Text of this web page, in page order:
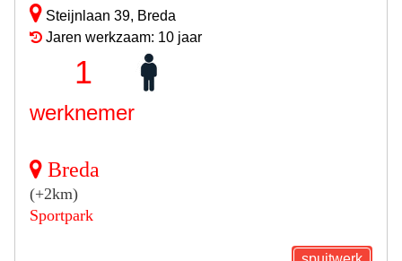
Steijnlaan 39, Breda
Jaren werkzaam: 10 jaar
1
werknemer
Breda
(+2km)
Sportpark